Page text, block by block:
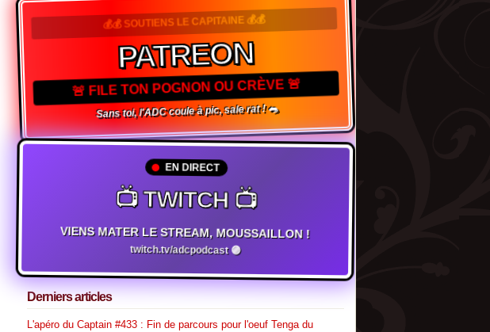
💰💰 SOUTIENS LE CAPITAINE 💰💰
PATREON
🚨 FILE TON POGNON OU CRÈVE 🚨
Sans toi, l'ADC coule à pic, sale rat ! 🐀
EN DIRECT
📺 TWITCH 📺
VIENS MATER LE STREAM, MOUSSAILLON !
twitch.tv/adcpodcast 🟣
Derniers articles
L'apéro du Captain #433 : Fin de parcours pour l'oeuf Tenga du